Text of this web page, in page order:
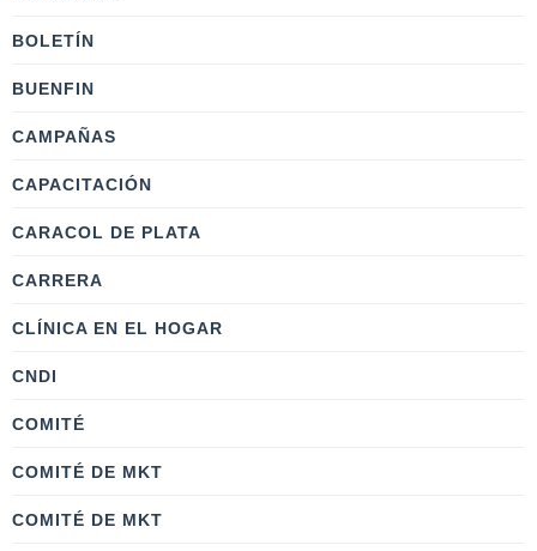
BOLETÍN
BUENFIN
CAMPAÑAS
CAPACITACIÓN
CARACOL DE PLATA
CARRERA
CLÍNICA EN EL HOGAR
CNDI
COMITÉ
COMITÉ DE MKT
COMITÉ DE MKT